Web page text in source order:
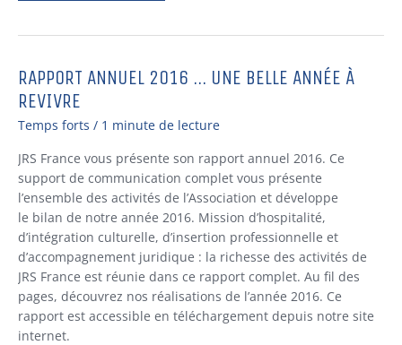
RAPPORT ANNUEL 2016 … UNE BELLE ANNÉE À
REVIVRE
Temps forts / 1 minute de lecture
JRS France vous présente son rapport annuel 2016. Ce
support de communication complet vous présente
l’ensemble des activités de l’Association et développe
le bilan de notre année 2016. Mission d’hospitalité,
d’intégration culturelle, d’insertion professionnelle et
d’accompagnement juridique : la richesse des activités de
JRS France est réunie dans ce rapport complet. Au fil des
pages, découvrez nos réalisations de l’année 2016. Ce
rapport est accessible en téléchargement depuis notre site
internet.
Rapport
annuel
…
Une
belle
année
à
revivre